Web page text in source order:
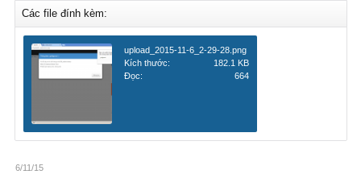
Các file đính kèm:
upload_2015-11-6_2-29-28.png
Kích thước:
182.1 KB
Đọc:
664
6/11/15